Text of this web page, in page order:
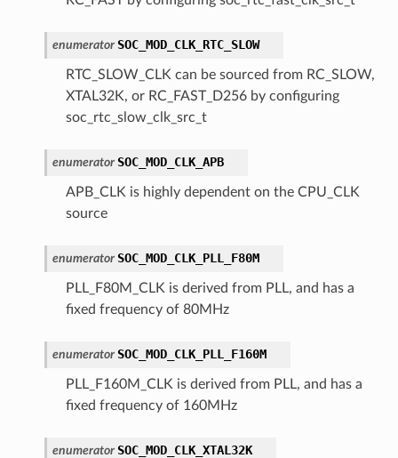
enumerator SOC_MOD_CLK_RTC_SLOW
RTC_SLOW_CLK can be sourced from RC_SLOW,
XTAL32K, or RC_FAST_D256 by configuring
soc_rtc_slow_clk_src_t
enumerator SOC_MOD_CLK_APB
APB_CLK is highly dependent on the CPU_CLK
source
enumerator SOC_MOD_CLK_PLL_F80M
PLL_F80M_CLK is derived from PLL, and has a
fixed frequency of 80MHz
enumerator SOC_MOD_CLK_PLL_F160M
PLL_F160M_CLK is derived from PLL, and has a
fixed frequency of 160MHz
enumerator SOC_MOD_CLK_XTAL32K